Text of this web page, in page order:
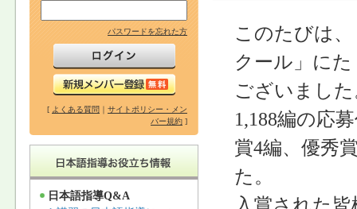
パスワードを忘れた方
[ よくある質問 ｜ サイトポリシー・メン
バー規約 ]
日本語指導Q&A
このたびは
クール」に
ございまし
1,188編の応
賞4編、優秀
た。
入賞された